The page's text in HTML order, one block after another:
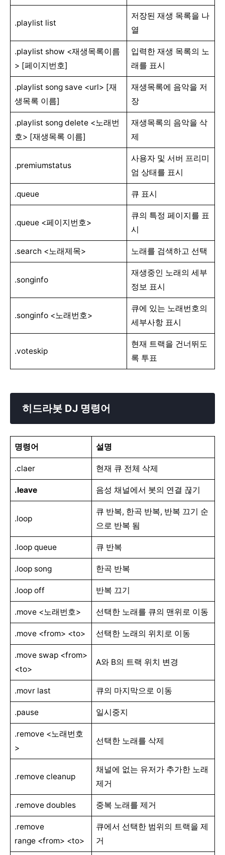
.playlist list
저장된 재생 목록을 나
열
.playlist show <재생목록이름
> [페이지번호]
입력한 재생 목록의 노
래를 표시
.playlist song save <url> [재
생목록 이름]
재생목록에 음악을 저
장
.playlist song delete <노래번
호> [재생목록 이름]
재생목록의 음악을 삭
제
.premiumstatus
사용자 및 서버 프리미
엄 상태를 표시
.queue 큐 표시
.queue <페이지번호>
큐의 특정 페이지를 표
시
.search <노래제목> 노래를 검색하고 선택
.songinfo
재생중인 노래의 세부
정보 표시
.songinfo <노래번호>
큐에 있는 노래번호의
세부사항 표시
.voteskip
현재 트랙을 건너뛰도
록 투표
히드라봇 DJ 명령어
명령어 설명
.claer 현재 큐 전체 삭제
.leave 음성 채널에서 봇의 연결 끊기
.loop
큐 반복, 한곡 반복, 반복 끄기 순
으로 반복 됨
.loop queue 큐 반복
.loop song 한곡 반복
.loop off 반복 끄기
.move <노래번호> 선택한 노래를 큐의 맨위로 이동
.move <from> <to> 선택한 노래의 위치로 이동
.move swap <from>
<to>
A와 B의 트랙 위치 변경
.movr last 큐의 마지막으로 이동
.pause 일시중지
.remove <노래번호
>
선택한 노래를 삭제
.remove cleanup
채널에 없는 유저가 추가한 노래
제거
.remove doubles 중복 노래를 제거
.remove
range <from> <to>
큐에서 선택한 범위의 트랙을 제
거